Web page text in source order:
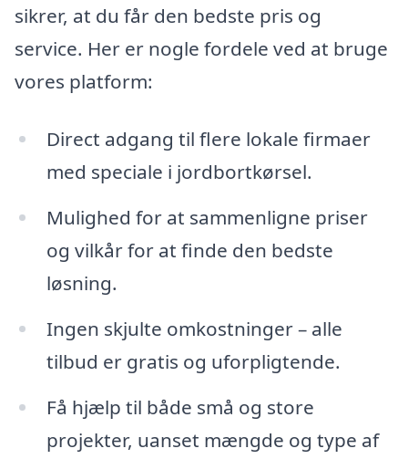
sikrer, at du får den bedste pris og
service. Her er nogle fordele ved at bruge
vores platform:
Direct adgang til flere lokale firmaer
med speciale i jordbortkørsel.
Mulighed for at sammenligne priser
og vilkår for at finde den bedste
løsning.
Ingen skjulte omkostninger – alle
tilbud er gratis og uforpligtende.
Få hjælp til både små og store
projekter, uanset mængde og type af